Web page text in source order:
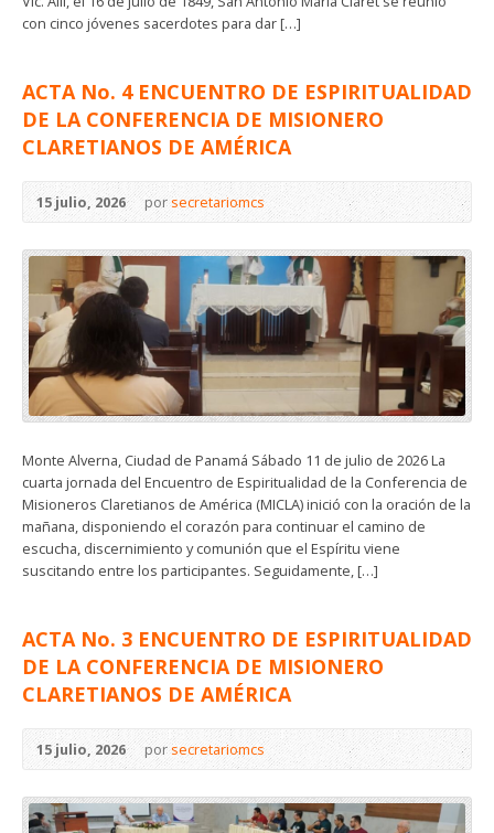
con cinco jóvenes sacerdotes para dar […]
ACTA No. 4 ENCUENTRO DE ESPIRITUALIDAD
DE LA CONFERENCIA DE MISIONERO
CLARETIANOS DE AMÉRICA
15 julio, 2026 por secretariomcs
Monte Alverna, Ciudad de Panamá Sábado 11 de julio de 2026 La
cuarta jornada del Encuentro de Espiritualidad de la Conferencia de
Misioneros Claretianos de América (MICLA) inició con la oración de la
mañana, disponiendo el corazón para continuar el camino de
escucha, discernimiento y comunión que el Espíritu viene
suscitando entre los participantes. Seguidamente, […]
ACTA No. 3 ENCUENTRO DE ESPIRITUALIDAD
DE LA CONFERENCIA DE MISIONERO
CLARETIANOS DE AMÉRICA
15 julio, 2026 por secretariomcs